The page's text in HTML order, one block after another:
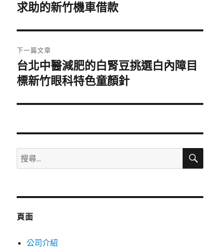
導
覽
一
文
章:
求助的新竹機車借款
下一篇文章
下
一
文
台北中醫減肥的白腎豆挑選白內障目
標新竹眼科特色童顏針
搜
尋
鍵
搜
頁面
公司介紹